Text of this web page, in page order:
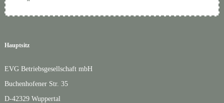
Hauptsitz
EVG Betriebsgesellschaft mbH
Buchenhofener Str. 35
D-42329 Wuppertal